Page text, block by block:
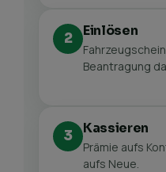
2 Einlösen
Beantragung
3 Kassieren
Prämie aufs
aufs Neue.